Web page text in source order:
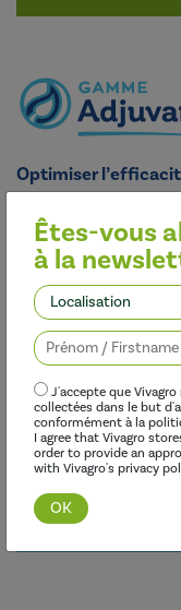
Optimiser
herbicides, des
croissance, tout en
Découvrir cette
Êtes-vous
à la
J'accepte que
collectées dans le but
conformément à la
I agree that Vivagro
order to provide an
with Vivagro's privacy